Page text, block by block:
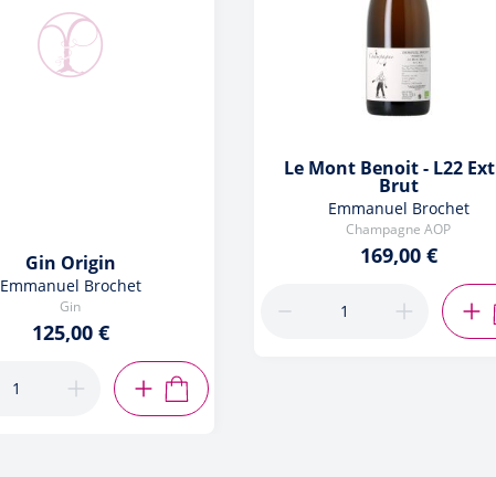
Gin Origin
Emmanuel Brochet
Gin
125,00 €
AJOUTER AU PANIER
Le Mont Benoit - L22
Brut
Emmanuel Brochet
Champagne AOP
169,00 €